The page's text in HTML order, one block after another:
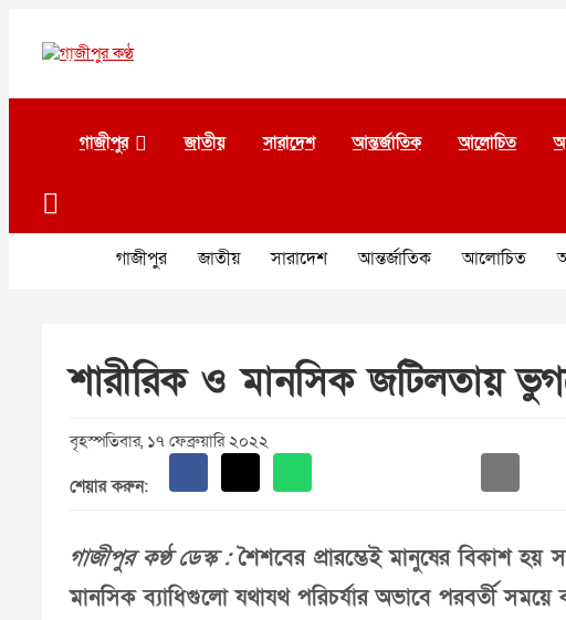
contentগাজীপুর কণ্ঠ
গাজীপুর জাতীয় সারাদেশ আন্তর্জাতিক আলোচিত
গাজীপুর জাতীয় সারাদেশ আন্তর্জাতিক আলোচিত
শারীরিক ও মানসিক জটিলতায়
বৃহস্পতিবার, ১৭ ফেব্রুয়ারি ২০২২
শেয়ার করুন:
গাজীপুর কণ্ঠ ডেস্ক :শৈশবের প্রারম্ভেই মানুষের বিকাশ
মানসিক ব্যাধিগুলো যথাযথ পরিচর্যার অভাবে পরবর্তী